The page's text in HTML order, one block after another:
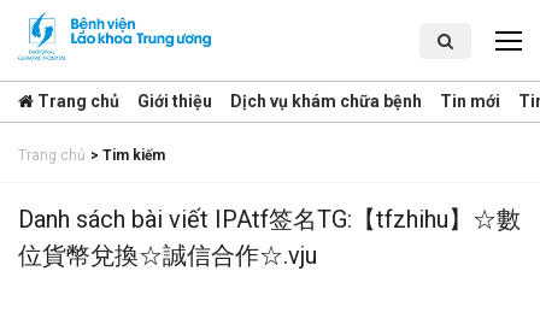
Trang chủ Giới thiệu Dịch vụ khám chữa bệnh Tin mới
Trang chủ > Tim kiếm
Danh sách bài viết IPAtf签名TG:【tfzhihu】☆數
位貨幣兌換☆誠信合作☆.vju